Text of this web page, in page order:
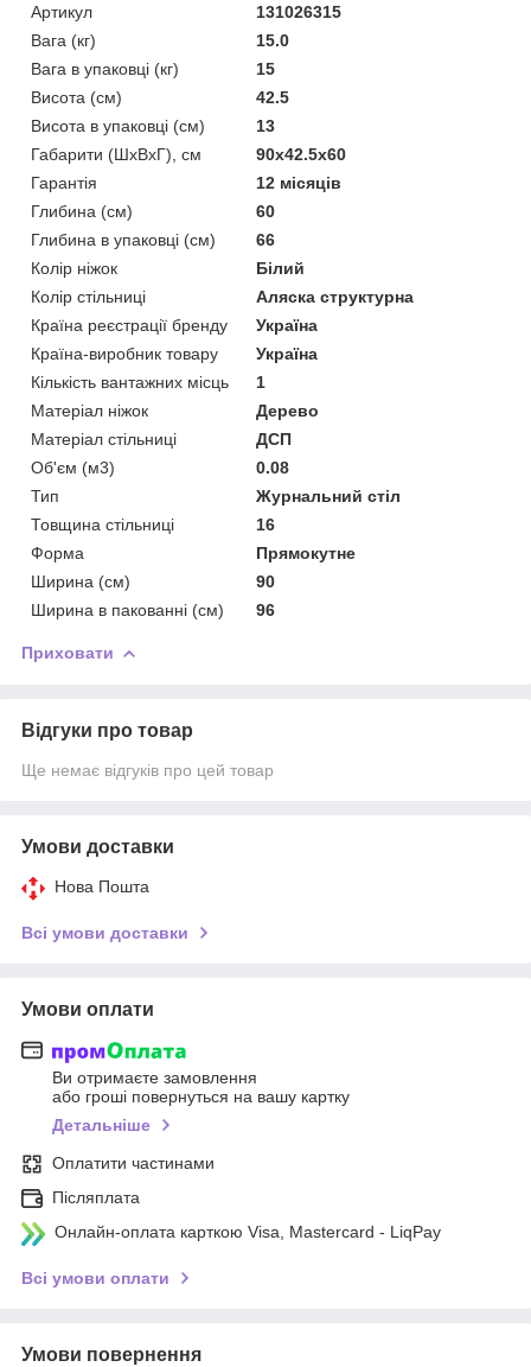
Артикул
131026315
Вага (кг)
15.0
Вага в упаковці (кг)
15
Висота (см)
42.5
Висота в упаковці (см)
13
Габарити (ШхВxГ), см
90x42.5x60
Гарантія
12 місяців
Глибина (см)
60
Глибина в упаковці (см)
66
Колір ніжок
Білий
Колір стільниці
Аляска структурна
Країна реєстрації бренду
Україна
Країна-виробник товару
Україна
Кількість вантажних місць
1
Матеріал ніжок
Дерево
Матеріал стільниці
ДСП
Об'єм (м3)
0.08
Тип
Журнальний стіл
Товщина стільниці
16
Форма
Прямокутне
Ширина (см)
90
Ширина в пакованні (см)
96
Приховати
Відгуки про товар
Ще немає відгуків про цей товар
Умови доставки
Нова Пошта
Всі умови доставки
Умови оплати
Ви отримаєте замовлення
або гроші повернуться на вашу картку
Детальніше
Оплатити частинами
Післяплата
Онлайн-оплата карткою Visa, Mastercard - LiqPay
Всі умови оплати
Умови повернення